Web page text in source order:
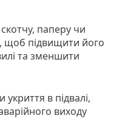
скотчу, паперу чи
щоб підвищити його
та зменшити
в підвалі,
виходу